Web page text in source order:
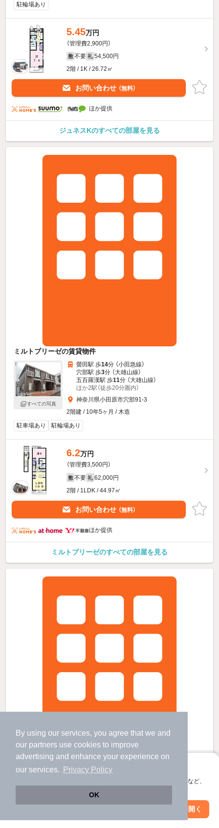
By using our services, you agree that we and
our partners use cookies to improve
advertising and enhance your experience on
our services.
Privacy Policy
OK
アプリに切り替えて、サクサクお部屋探し
会員登録なしですぐ使える。マップ検索やお気に入り保存など、
アプリを開く
駐輪場あり
5.45万円
（管理費2,900円）
敷 不要 礼 54,500円
2階 / 1K / 26.72㎡
お問い合わせ （無料）
ほか提供
ジュネスKのすべての部屋を見る
ミルトブリーゼの賃貸物件
すべての写真
螢田駅 歩14分 （小田急線）
穴部駅 歩3分 （大雄山線）
五百羅漢駅 歩11分 （大雄山線）
ほか2駅（徒歩20分圏内）
神奈川県小田原市穴部91-3
2階建 / 10年5ヶ月 / 木造
駐車場あり
駐輪場あり
6.2万円
（管理費3,500円）
敷 不要 礼 62,000円
2階 / 1LDK / 44.97㎡
お問い合わせ （無料）
ほか提供
ミルトブリーゼのすべての部屋を見る
カルムの賃貸物件
螢田駅 歩12分 （小田急線）
飯田岡駅 歩
神奈川県小田原市飯田岡370-1
絞り込み条件を変更